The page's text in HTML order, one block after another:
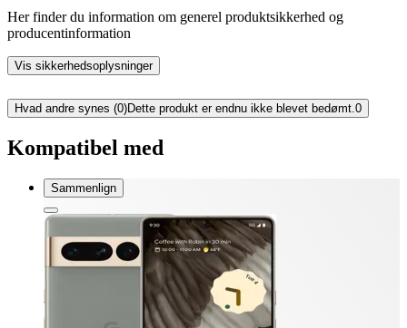
Her finder du information om generel produktsikkerhed og
producentinformation
Vis sikkerhedsoplysninger
Hvad andre synes (0)Dette produkt er endnu ikke blevet bedømt.0
Kompatibel med
Sammenlign